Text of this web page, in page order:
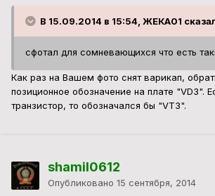
В 15.09.2014 в 15:54, ЖЕКА01
сфотал для сомневающихся что есть
Как раз на Вашем фото снят варикап,
позиционное обозначение на плате "VD3".
транзистор, то обозначался бы "VT3".
shamil0612
Опубликовано 15 сентября, 2014